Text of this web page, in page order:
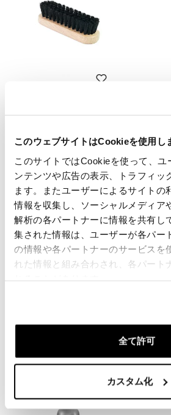
このウェブサイトはCookieを使用し
このサイトではCookieを使って、ユ
ンテンツや広告の表示、トラフィッ
ます。またユーザーによるサイトの
情報を収集し、ソーシャルメディア
解析の各パートナーに情報を共有し
集された情報は、ユーザーが各パー
の情報や各パートナーのサービスを
れた情報と組み合わされ、各パート
全て許可
カスタム化
€ 6,00
スプ
€
ング
コード:
€